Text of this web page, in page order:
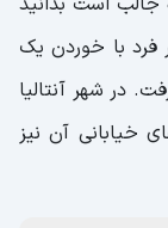
با خوردن یک
در شهر آنتالیا
خیابانی آن نیز